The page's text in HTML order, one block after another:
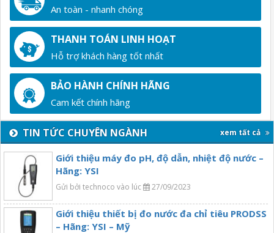
An toàn - nhanh chóng
THANH TOÁN LINH HOẠT
Hỗ trợ khách hàng tốt nhất
BẢO HÀNH CHÍNH HÃNG
Cam kết chính hãng
TIN TỨC CHUYÊN NGÀNH xem tất cả
Giới thiệu máy đo pH, độ dẫn, nhiệt độ nước –
Hãng: YSI
Gửi bởi technoco vào lúc 27/09/2023
Giới thiệu thiết bị đo nước đa chỉ tiêu PRODSS
– Hãng: YSI – Mỹ